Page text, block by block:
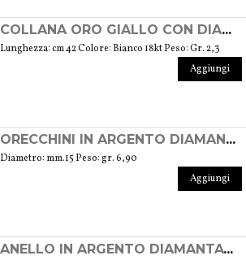
COLLANA ORO GIALLO CON DIAMANTE NATURALE TAGLIO BRILLANTE
Lunghezza: cm 42 Colore: Bianco 18kt Peso: Gr. 2,3
Aggiungi
ORECCHINI IN ARGENTO DIAMANTATI
Diametro: mm.15 Peso: gr. 6,90
Aggiungi
ANELLO IN ARGENTO DIAMANTATO